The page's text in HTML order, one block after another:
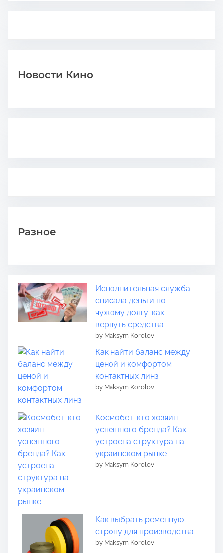
Новости Кино
Разное
Исполнительная служба
списала деньги по
чужому долгу: как
вернуть средства
by Maksym Korolov
Как найти баланс между
ценой и комфортом
контактных линз
by Maksym Korolov
Космобет: кто хозяин
успешного бренда? Как
устроена структура на
украинском рынке
by Maksym Korolov
Как выбрать ременную
стропу для производства
by Maksym Korolov